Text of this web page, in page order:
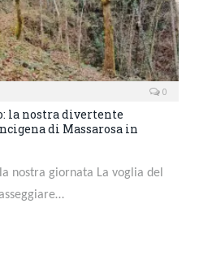
0
la nostra divertente
di Massarosa in
nostra giornata La voglia del